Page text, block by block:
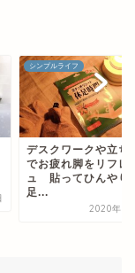
家のこと・インテリア
型崩れしたトイレス
パの買い換え ずっ
していたシンプルデ
イ...
2019年3